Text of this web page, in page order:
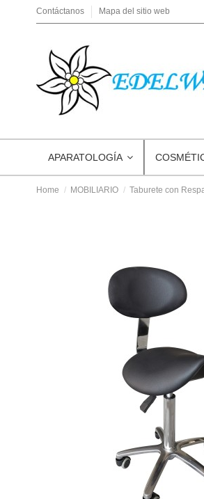
Contáctanos Mapa del sitio web
APARATOLOGÍA
Home MOBILIARIO Taburete con